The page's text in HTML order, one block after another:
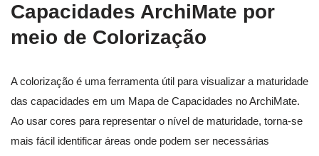
Capacidades ArchiMate por
meio de Colorização
A colorização é uma ferramenta útil para visualizar a maturidade
das capacidades em um Mapa de Capacidades no ArchiMate.
Ao usar cores para representar o nível de maturidade, torna-se
mais fácil identificar áreas onde podem ser necessárias